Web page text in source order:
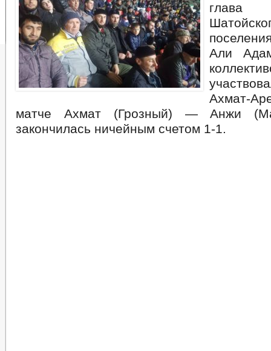
глава
Али
Ахмат-
матче Ахмат (Грозный) — Анжи
закончилась ничейным счетом 1-1.